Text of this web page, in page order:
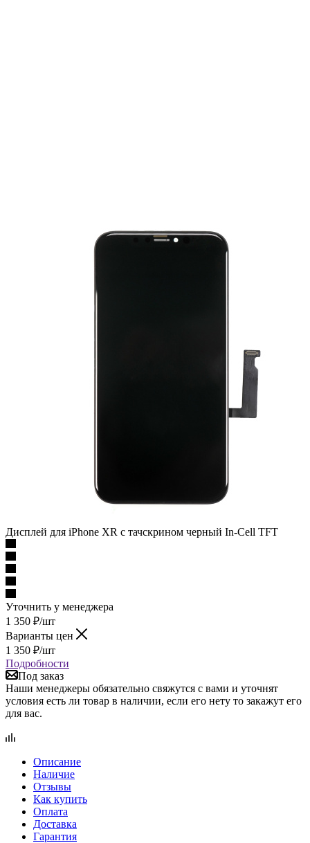
Дисплей для iPhone XR с тачскрином черный In-Cell TFT
Уточнить у менеджера
1 350 ₽/шт
Варианты цен
1 350 ₽/шт
Подробности
Под заказ
Наши менеджеры обязательно свяжутся с вами и уточнят
условия есть ли товар в наличии, если его нету то закажут его
для вас.
Описание
Наличие
Отзывы
Как купить
Оплата
Доставка
Гарантия